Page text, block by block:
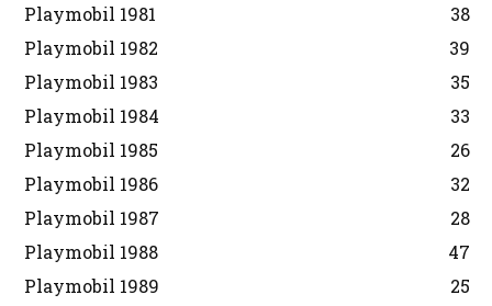
Playmobil 1981
38
Playmobil 1982
39
Playmobil 1983
35
Playmobil 1984
33
Playmobil 1985
26
Playmobil 1986
32
Playmobil 1987
28
Playmobil 1988
47
Playmobil 1989
25